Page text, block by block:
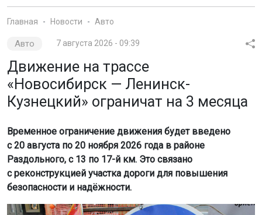
Главная Новости Авто
Авто 7 августа 2026 - 09:39
Движение на трассе
«Новосибирск — Ленинск-
Кузнецкий» ограничат на 3 месяца
Временное ограничение движения будет введено
с 20 августа по 20 ноября 2026 года в районе
Раздольного, с 13 по 17-й км. Это связано
с реконструкцией участка дороги для повышения
безопасности и надёжности.